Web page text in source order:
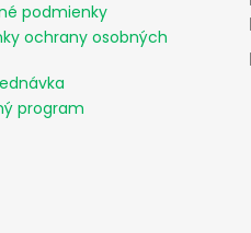
podmienky
ochrany osobných
program